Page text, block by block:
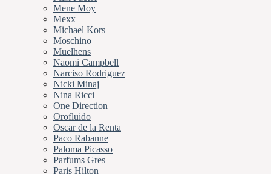
Mene Moy
Mexx
Michael Kors
Moschino
Muelhens
Naomi Campbell
Narciso Rodriguez
Nicki Minaj
Nina Ricci
One Direction
Orofluido
Oscar de la Renta
Paco Rabanne
Paloma Picasso
Parfums Gres
Paris Hilton